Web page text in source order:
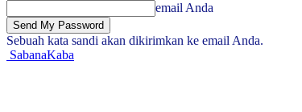
email Anda
Sebuah kata sandi akan dikirimkan ke email Anda.
SabanaKaba